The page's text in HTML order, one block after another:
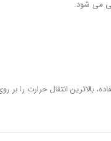
می شود.
بالاترین انتقال حرارت را